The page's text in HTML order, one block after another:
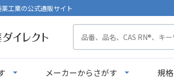
薬工業の公式通販サイト
メーカーからさがす 規